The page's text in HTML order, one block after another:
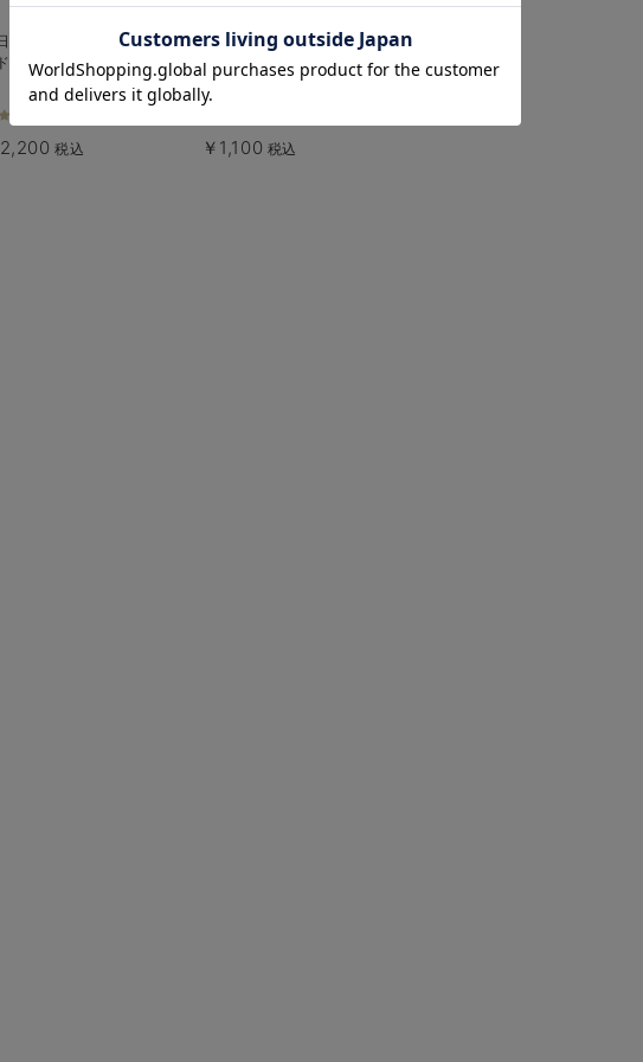
日本製】リバティ小花柄 ヘッ
レス
税込
ANGELIEBEオリジナル プリンセ
スヘッドドレス
￥1,100 税込
お気に入り商品を確認する